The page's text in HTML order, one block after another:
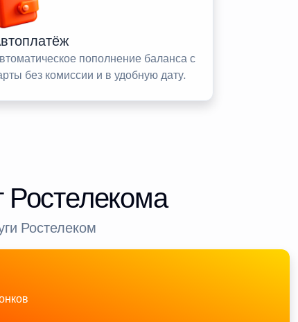
пополнение баланса с
без комиссии и в удобную дату.
Ростелекома
Ростелеком